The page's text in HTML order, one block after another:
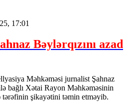
17:01
Bəylərqızını azad
Məhkəməsi jurnalist Şahnaz
bağlı Xətai Rayon Məhkəməsinin
tərəfinin şikayətini təmin etməyib.